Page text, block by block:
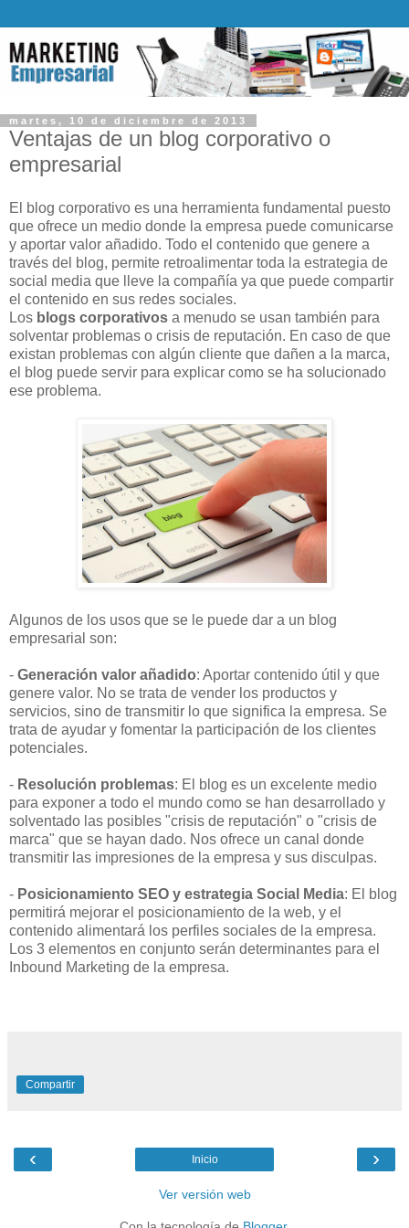
martes, 10 de diciembre de 2013
Ventajas de un blog corporativo o
empresarial
El blog corporativo es una herramienta fundamental puesto
que ofrece un medio donde la empresa puede comunicarse
y aportar valor añadido. Todo el contenido que genere a
través del blog, permite retroalimentar toda la estrategia de
social media que lleve la compañía ya que puede compartir
el contenido en sus redes sociales.
Los blogs corporativos a menudo se usan también para
solventar problemas o crisis de reputación. En caso de que
existan problemas con algún cliente que dañen a la marca,
el blog puede servir para explicar como se ha solucionado
ese problema.
Algunos de los usos que se le puede dar a un blog
empresarial son:
- Generación valor añadido: Aportar contenido útil y que
genere valor. No se trata de vender los productos y
servicios, sino de transmitir lo que significa la empresa. Se
trata de ayudar y fomentar la participación de los clientes
potenciales.
- Resolución problemas: El blog es un excelente medio
para exponer a todo el mundo como se han desarrollado y
solventado las posibles "crisis de reputación" o "crisis de
marca" que se hayan dado. Nos ofrece un canal donde
transmitir las impresiones de la empresa y sus disculpas.
- Posicionamiento SEO y estrategia Social Media: El blog
permitirá mejorar el posicionamiento de la web, y el
contenido alimentará los perfiles sociales de la empresa.
Los 3 elementos en conjunto serán determinantes para el
Inbound Marketing de la empresa.
Compartir
‹ ›
Inicio
Ver versión web